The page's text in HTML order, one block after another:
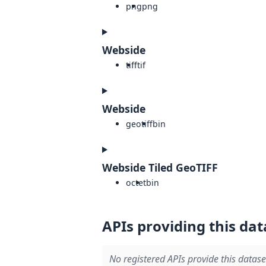
pngpng
Webside
tifftif
Webside
geotiffbin
Webside Tiled GeoTIFF
octetbin
APIs providing this
No registered APIs provide this